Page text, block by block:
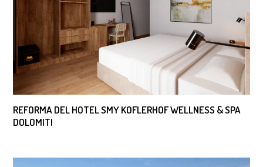
REFORMA DEL HOTEL SMY KOFLERHOF WELLNESS & SPA
DOLOMITI